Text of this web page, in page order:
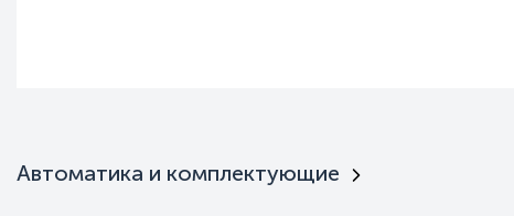
Интерьерная
Автоматика и комплектующие